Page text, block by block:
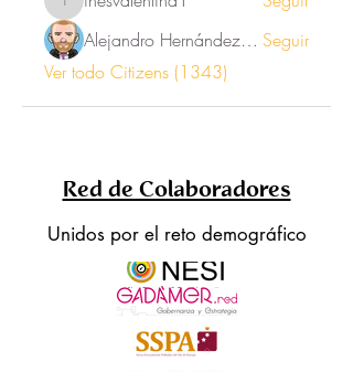
inesvalentina1
Alejandro Hernández Renner Seguir
Ver todo Citizens (1343)
Red de Colaboradores
Unidos por el reto demográfico